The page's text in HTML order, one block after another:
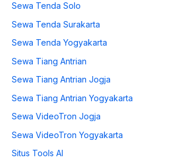
Sewa Tenda Solo
Sewa Tenda Surakarta
Sewa Tenda Yogyakarta
Sewa Tiang Antrian
Sewa Tiang Antrian Jogja
Sewa Tiang Antrian Yogyakarta
Sewa VideoTron Jogja
Sewa VideoTron Yogyakarta
Situs Tools AI